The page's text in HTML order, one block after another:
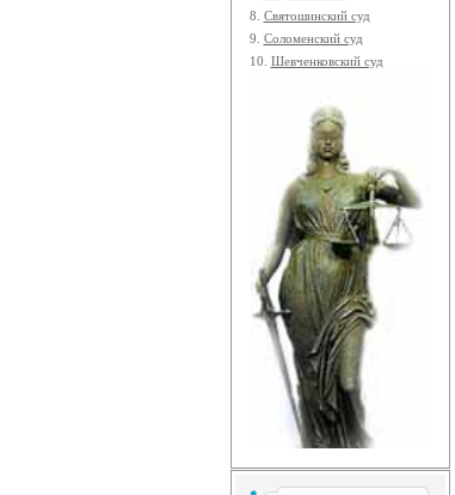
8. Святошинский суд
9. Соломенский суд
10. Шевченковский суд